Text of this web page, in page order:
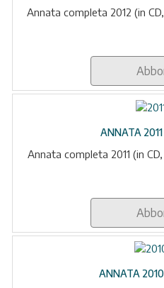
Annata completa 2012 (in
ANNATA
Annata completa 2011 (in
ANNATA